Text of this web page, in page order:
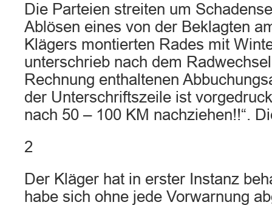
Die Parteien streiten um
Ablösen eines von der Beklagten
Klägers montierten Rades mit
unterschrieb nach dem
Rechnung enthaltenen
der Unterschriftszeile ist
nach 50 – 100 KM nachziehen!!“.
2
Der Kläger hat in erster Instanz
habe sich ohne jede Vorwarnung